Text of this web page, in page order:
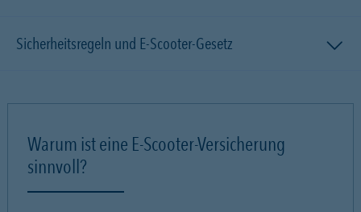
Sicherheitsregeln und E-Scooter-Gesetz
Warum ist eine E-Scooter-Versicherung
sinnvoll?